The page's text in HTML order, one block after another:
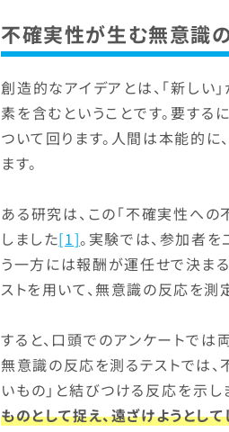
不確実性が生む無意識
創造的なアイデアとは、「新しい
素を含むということです。要する
ついて回ります。人間は本能的
ます。
ある研究は、この「不確実性へ
しました[1]。実験では、参加者
う一方には報酬が運任せで決ま
ストを用いて、無意識の反応を測
すると、口頭でのアンケートでは
無意識の反応を測るテストでは
いもの」と結びつける反応を示し
ものとして捉え、遠ざけようとし